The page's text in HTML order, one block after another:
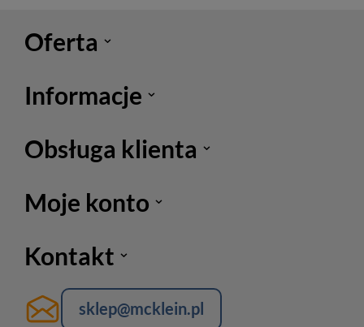
Oferta
Informacje
Obsługa klienta
Moje konto
Kontakt
sklep@mcklein.pl